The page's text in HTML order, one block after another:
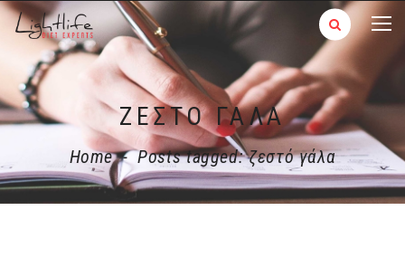
ΖΕΣΤΌ ΓΆΛΑ
Home - Posts tagged: ζεστό γάλα